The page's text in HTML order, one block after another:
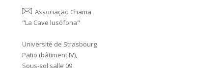
Associação Chama
"La Cave lusófona"
Université de Strasbourg
Patio (bâtiment IV),
Sous-sol salle 09